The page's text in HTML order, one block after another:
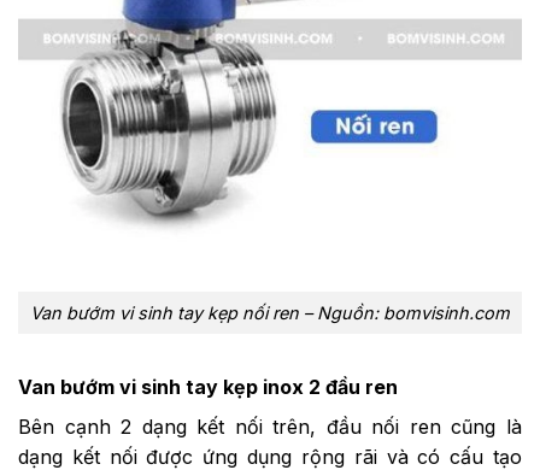
Van bướm vi sinh tay kẹp nối ren – Nguồn: bomvisinh.com
Van bướm vi sinh tay kẹp inox 2 đầu ren
Bên cạnh 2 dạng kết nối trên, đầu nối ren cũng là
dạng kết nối được ứng dụng rộng rãi và có cấu tạo